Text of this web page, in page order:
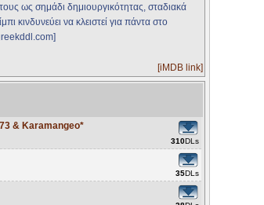
ως σημάδι δημιουργικότητας, σταδιακά
κινδυνεύει να κλειστεί για πάντα στο
[iMDB link]
& Karamangeo*
310DLs
35DLs